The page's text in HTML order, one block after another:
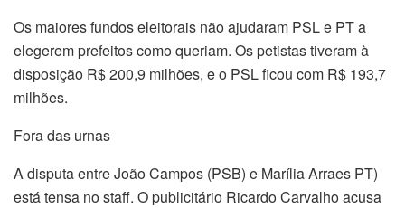
Os maiores fundos eleitorais não ajudaram PSL e PT a
elegerem prefeitos como queriam. Os petistas tiveram à
disposição R$ 200,9 milhões, e o PSL ficou com R$ 193,7
milhões.
Fora das urnas
A disputa entre João Campos (PSB) e Marília Arraes PT)
está tensa no staff. O publicitário Ricardo Carvalho acusa